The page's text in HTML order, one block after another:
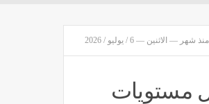
في تعزية ميسي بوفاة والده
منذ شهر — الاثنين — 6 / يوليو / 2026
مستويات